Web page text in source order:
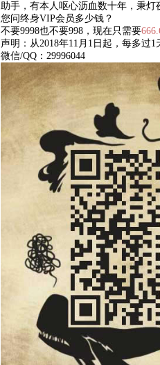
助手，有本人呕心沥血数十年，秉
您问终身VIP会员多少钱？
不要9998也不要998，现在只需要
声明：从2018年11月1日起，每多过
微信/QQ：29996044